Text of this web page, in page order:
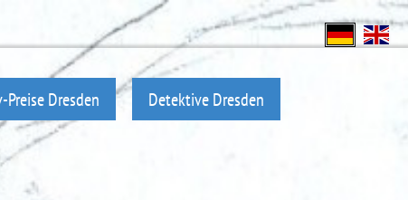
Dresden Detektive Dresden